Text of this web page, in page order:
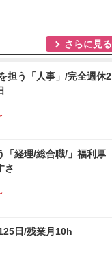
さらに見る
担う「人事」/完全週休2
「経理/総合職/」福利厚
さ
日/残業月10h